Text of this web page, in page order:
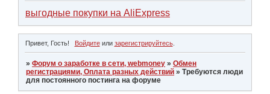
выгодные покупки на AliExpress
Привет, Гость! Войдитеили зарегистрируйтесь.
»Форум о заработке в сети, webmoney »Обмен
регистрациями, Оплата разных действий »Требуются люди
для постоянного постинга на форуме